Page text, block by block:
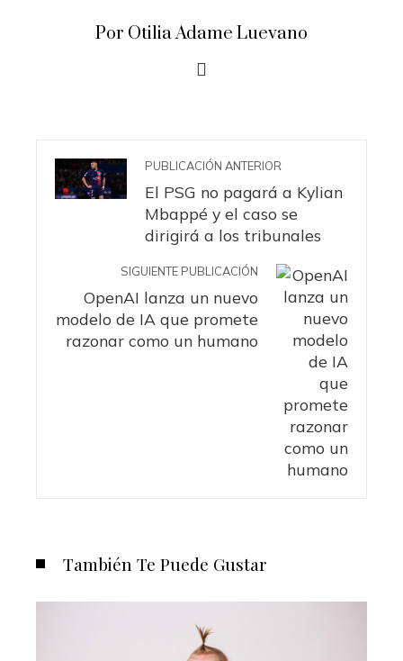
Por Otilia Adame Luevano
PUBLICACIÓN ANTERIOR
El PSG no pagará a Kylian
Mbappé y el caso se
dirigirá a los tribunales
SIGUIENTE PUBLICACIÓN
OpenAI lanza un nuevo
modelo de IA que promete
razonar como un humano
También Te Puede Gustar